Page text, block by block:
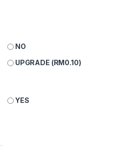
NO
UPGRADE (RM0.10)
YES